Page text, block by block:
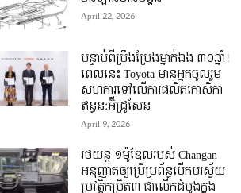
April 22, 2026
បន្ទាប់ពីប្រឹងប្រែងម្នាក់ឯង ៣០ឆ្នាំ! ​
ពេលនេះ Toyota មានអ្នកចូលរួម
សហការទៅលើការផលិតកោសិកា
ឥន្ធន:អ៊ីដ្រូសែន
April 9, 2026
រថយន្ត ១ម៉ូឌែលរបស់ Changan
អនុញ្ញាតឲ្យប្រើប្រព័ន្ធបើកបរស្វ័យ
ប្រវត្តិកម្រិត៣ ជាលើកដំបូងក្នុង